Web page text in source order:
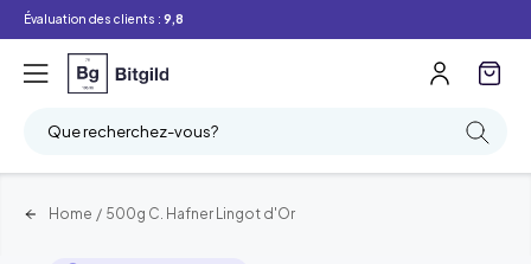
Évaluation des clients : 9,8
Que recherchez-vous?
Home / 500g C. Hafner Lingot d'Or